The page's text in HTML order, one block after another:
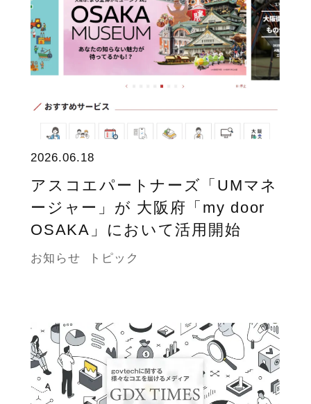
2026.06.18
アスコエパートナーズ「UMマネ
ージャー」が 大阪府「my door
OSAKA」において活用開始
お知らせ トピック